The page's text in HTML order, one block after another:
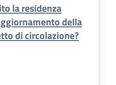
la residenza
della
di circolazione?